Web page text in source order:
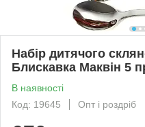
Набір дитячого
Блискавка Маквін 5
В наявності
Код: 19645
Опт і роздріб